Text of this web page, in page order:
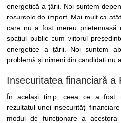
energetică a țării. Noi suntem
resursele de import. Mai mult ca
care nu a fost mereu prietenoasă
spațiul public cum viitorul
energetice a țării. Noi suntem
problemă și nimeni din candidați nu
Insecuritatea financiară a
În același timp, ceea ce a fost
rezultatul unei insecurități
modul de funcționare a acestora